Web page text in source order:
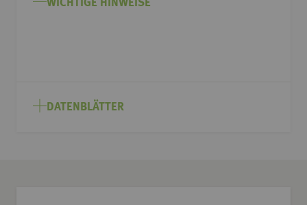
WICHTIGE HINWEISE
DATENBLÄTTER